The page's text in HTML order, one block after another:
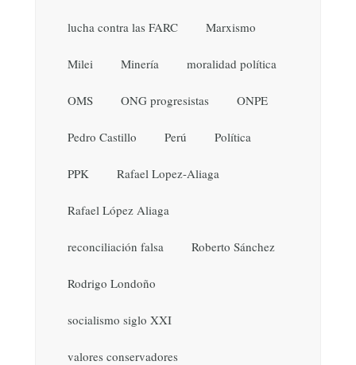
lucha contra las FARC Marxismo
Milei Minería moralidad política
OMS ONG progresistas ONPE
Pedro Castillo Perú Política
PPK Rafael Lopez-Aliaga
Rafael López Aliaga
reconciliación falsa Roberto Sánchez
Rodrigo Londoño
socialismo siglo XXI
valores conservadores